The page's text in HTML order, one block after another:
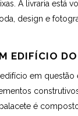
A livraria está
design e
EDIFÍCIO
em questão
é